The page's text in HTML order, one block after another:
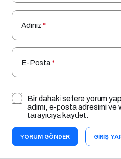
Adınız *
E-Posta*
Bir dahaki sefere yorum
adımı, e-posta adresimi ve
tarayıcıya kaydet.
YORUM GÖNDER GIRIŞ